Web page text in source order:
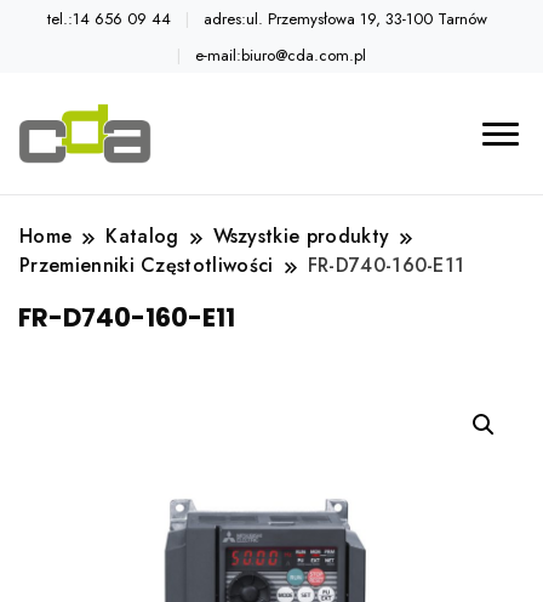
tel.:14 656 09 44
adres:ul. Przemysłowa 19, 33-100 Tarnów
e-mail:biuro@cda.com.pl
Home Katalog
Wszystkie produkty
Przemienniki Częstotliwości
FR-D740-160-E11
FR-D740-160-E11